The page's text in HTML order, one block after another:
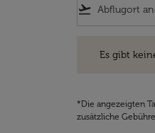
flight_takeoff
Es gibt
*Die angezeigten
zusätzliche